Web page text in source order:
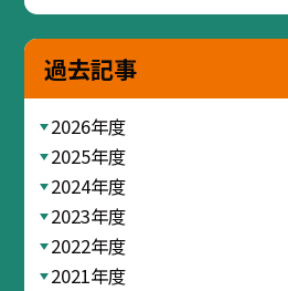
過去記事
2026年度
2025年度
2024年度
2023年度
2022年度
2021年度